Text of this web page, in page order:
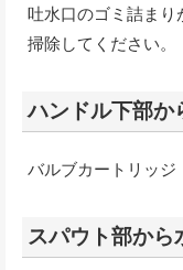
吐水口のゴミ詰まり
掃除してください。
ハンドル下部か
バルブカートリッジ
スパウト部から